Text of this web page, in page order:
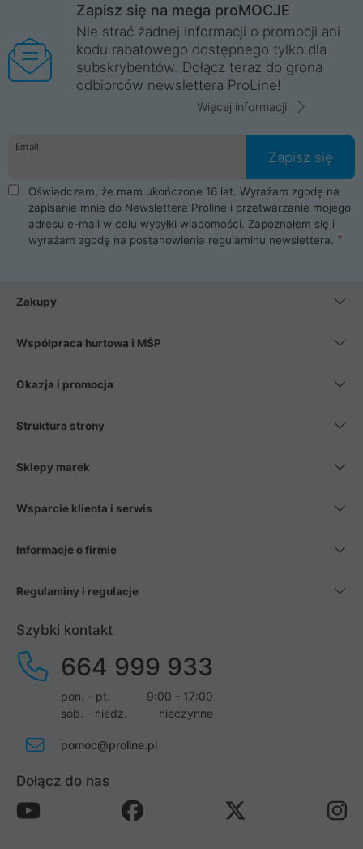
Wrocław, Poznań, Legnica, Katowice, Gliwice, Kalisz, Bytom,
Trzebnica, Opole. Szybka i profesjonalna obsługa!
ProLine to polska firma ze 100% polskim kapitałem. Działamy
legalnie i płacimy podatki w naszym kraju! Posiadamy siedzibę
główną w Mirkowie oraz salony na terenie kraju. Cała
komunikacja ze sklepem komputerowym ProLine jest
danych osobowych. Dlatego zakup notebooka albo laptopa w
ProLine to czysta przyjemność i pełne bezpieczeństwo.
Zaopatrzysz się u nas w akcesoria i części komputerowe
takie jak procesory, karty graficzne, płyty główne, pamięci,
dyski SSD, M.2 oraz HDD. Nasi pracownicy pomogą Ci wybrać
najlepszy zasilacz komputerowy oraz obudowę do komputera.
Poza komputerami mamy również najlepsze na rynku
Smartfony takich producentów jak Xiaomi, Apple, Samsung i
wentylatory. Na koniec mając już to wszystko, możesz
Zapisz się na mega proMOCJE
Nie strać żadnej informacji o promocji ani
kodu rabatowego dostępnego tylko dla
subskrybentów. Dołącz teraz do grona
odbiorców newslettera ProLine!
Więcej informacji
Email
Zapisz się
Oświadczam, że mam ukończone 16 lat. Wyrażam zgodę na
zapisanie mnie do Newslettera Proline i przetwarzanie mojego
adresu e-mail w celu wysyłki wiadomości. Zapoznałem się i
wyrażam zgodę na postanowienia regulaminu newslettera.
Zakupy
Współpraca hurtowa i MŚP
Okazja i promocja
Struktura strony
Sklepy marek
Wsparcie klienta i serwis
Informacje o firmie
Regulaminy i regulacje
Szybki kontakt
664 999 933
pon. - pt.
9:00 - 17:00
sob. - niedz.
nieczynne
pomoc@proline.pl
Dołącz do nas